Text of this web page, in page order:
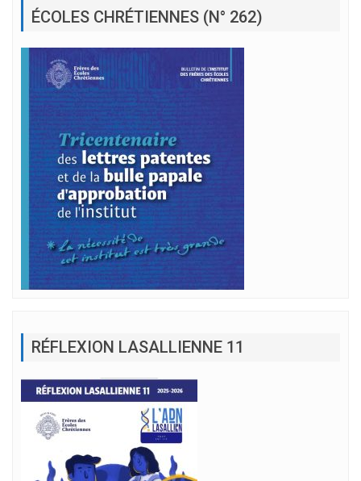
ÉCOLES CHRÉTIENNES (N° 262)
RÉFLEXION LASALLIENNE 11